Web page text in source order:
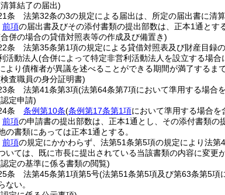
算結了の届出)
条
法第32条の3の規定による届出は、所定の届出書に清
前項の届出書及びその添付書類の提出部数は、正本1通とする
併の場合の貸借対照表等の作成及び備置き)
条
法第35条第1項の規定による貸借対照表及び財産目録
活動法人(合併によって特定非営利活動法人を設立する場
より債権者が異議を述べることができる期間が満了するま
査職員の身分証明書)
条
法第41条第3項(法第64条第7項において準用する場合
定申請)
条
条例第10条(条例第17条第1項において準用する場合を
前項の申請書の提出部数は、正本1通とし、その添付書類
の書類にあっては正本1通とする。
前項の規定にかかわらず、法第51条第5項の規定により法
いては、既に市長に提出されている当該書類の内容に変更
定の基準に係る書類の閲覧)
条
法第45条第1項第5号(法第51条第5項及び第63条第5項
ない。